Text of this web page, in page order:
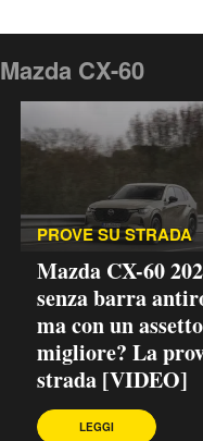
CX-60
PROVE SU STRADA
Mazda CX-60
senza barra
ma con un assetto
migliore? La
strada [VIDEO]
LEGGI